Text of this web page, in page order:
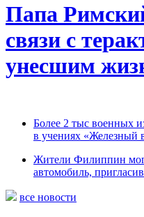
Папа
связи с
унесшим
Более 2 тыс военных
в учениях «Железный
Жители Филиппин
автомобиль,
все новости